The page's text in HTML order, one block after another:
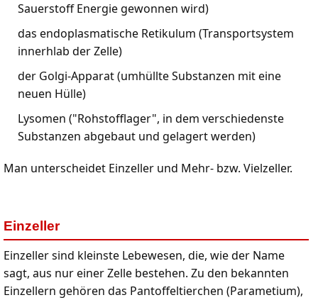
Sauerstoff Energie gewonnen wird)
das endoplasmatische Retikulum (Transportsystem
innerhlab der Zelle)
der Golgi-Apparat (umhüllte Substanzen mit eine
neuen Hülle)
Lysomen ("Rohstofflager", in dem verschiedenste
Substanzen abgebaut und gelagert werden)
Man unterscheidet Einzeller und Mehr- bzw. Vielzeller.
Einzeller
Einzeller sind kleinste Lebewesen, die, wie der Name
sagt, aus nur einer Zelle bestehen. Zu den bekannten
Einzellern gehören das Pantoffeltierchen (Parametium),